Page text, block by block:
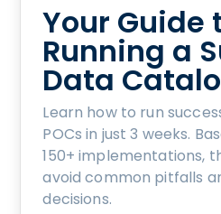
Your Guide
Running a
Data
Learn how to run
POCs in just 3 weeks.
150+ implementations,
avoid common pitfalls
decisions.